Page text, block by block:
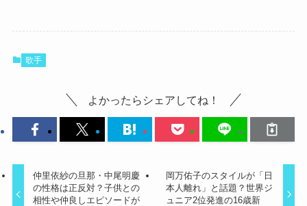
歌手
よかったらシェアしてね！
仲里依紗の旦那・中尾明慶
の性格は正反対？子供との
相性や仲良しエピソードが
岡万佑子のスタイルが「日
本人離れ」と話題？世界ジ
ュニア2位発進の16歳新